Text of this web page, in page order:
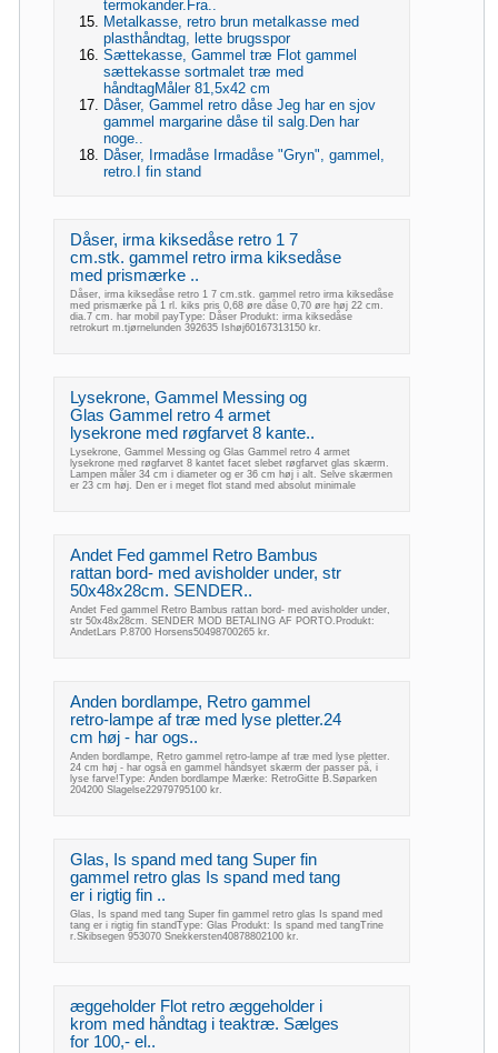
termokander.Fra..
Metalkasse, retro brun metalkasse med
plasthåndtag, lette brugsspor
Sættekasse, Gammel træ Flot gammel
sættekasse sortmalet træ med
håndtagMåler 81,5x42 cm
Dåser, Gammel retro dåse Jeg har en sjov
gammel margarine dåse til salg.Den har
noge..
Dåser, Irmadåse Irmadåse "Gryn", gammel,
retro.I fin stand
Dåser, irma kiksedåse retro 1 7
cm.stk. gammel retro irma kiksedåse
med prismærke ..
Dåser, irma kiksedåse retro 1 7 cm.stk. gammel retro irma kiksedåse
med prismærke på 1 rl. kiks pris 0,68 øre dåse 0,70 øre høj 22 cm.
dia.7 cm. har mobil payType: Dåser Produkt: irma kiksedåse
retrokurt m.tjørnelunden 392635 Ishøj60167313150 kr.
Lysekrone, Gammel Messing og
Glas Gammel retro 4 armet
lysekrone med røgfarvet 8 kante..
Lysekrone, Gammel Messing og Glas Gammel retro 4 armet
lysekrone med røgfarvet 8 kantet facet slebet røgfarvet glas skærm.
Lampen måler 34 cm i diameter og er 36 cm høj i alt. Selve skærmen
er 23 cm høj. Den er i meget flot stand med absolut minimale
Andet Fed gammel Retro Bambus
rattan bord- med avisholder under, str
50x48x28cm. SENDER..
Andet Fed gammel Retro Bambus rattan bord- med avisholder under,
str 50x48x28cm. SENDER MOD BETALING AF PORTO.Produkt:
AndetLars P.8700 Horsens50498700265 kr.
Anden bordlampe, Retro gammel
retro-lampe af træ med lyse pletter.24
cm høj - har ogs..
Anden bordlampe, Retro gammel retro-lampe af træ med lyse pletter.
24 cm høj - har også en gammel håndsyet skærm der passer på, i
lyse farve!Type: Anden bordlampe Mærke: RetroGitte B.Søparken
204200 Slagelse22979795100 kr.
Glas, Is spand med tang Super fin
gammel retro glas Is spand med tang
er i rigtig fin ..
Glas, Is spand med tang Super fin gammel retro glas Is spand med
tang er i rigtig fin standType: Glas Produkt: Is spand med tangTrine
r.Skibsegen 953070 Snekkersten40878802100 kr.
æggeholder Flot retro æggeholder i
krom med håndtag i teaktræ. Sælges
for 100,- el..